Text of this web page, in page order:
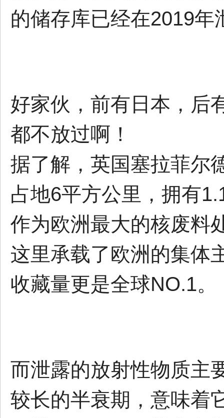
的储存库已经在2019
好家伙，前有日本，后
都不放过啊！
据了解，英国塞拉菲尔
占地6平方公里，拥有
作为欧洲最大的核废料
这里承载了欧洲的集体
收藏量更是全球NO.1。
而泄露的放射性物质主
较长的半衰期，意味着